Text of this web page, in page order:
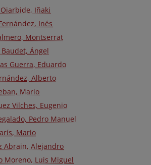
Iñaki
Inés
Montserrat
Ángel
Guerra, Eduardo
Alberto
Mario
Vilches, Eugenio
Pedro Manuel
Mario
Abrain, Alejandro
Moreno, Luis Miguel